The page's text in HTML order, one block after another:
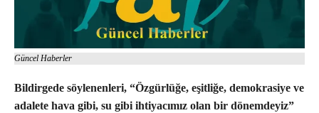
Güncel Haberler
Bildirgede söylenenleri, “Özgürlüğe, eşitliğe, demokrasiye ve
adalete hava gibi, su gibi ihtiyacımız olan bir dönemdeyiz”